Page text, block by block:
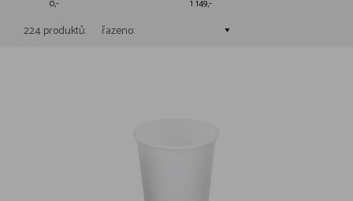
0 1 149
224 produktů: řazeno: